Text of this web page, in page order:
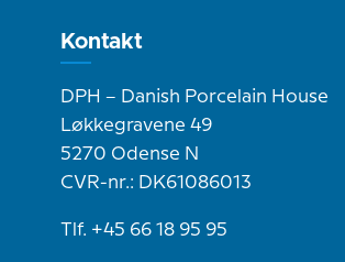
Kontakt
DPH – Danish Porcelain House
Løkkegravene 49
5270 Odense N
CVR-nr.: DK61086013
Tlf. +45 66 18 95 95